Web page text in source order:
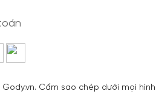
Cấm sao chép dưới mọi hình